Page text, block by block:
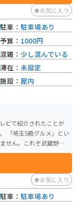
お気に入り
ビで紹介されたことが
「埼玉S級グルメ」とい
せん。これぞ武蔵野う
ん」「肉うどん」など
駐車： 駐車場あり
予算： 1000円
混雑： 少し混んでいる
滞在： 未設定
施設： 屋内
お気に入り
駐車： 駐車場あり